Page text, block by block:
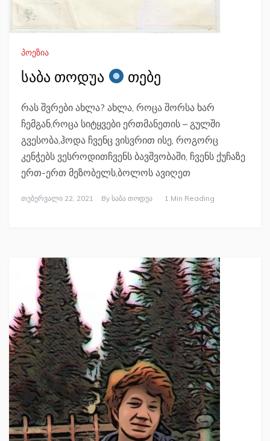
პოეზია
საბა თოდუა თებე
რას შვრები ახლა? ახლა, როცა შორსა ხარ
ჩემგან,როცა სიტყვები ერთმანეთის – გულში
გვესობა,ჰოდა ჩვენც ვისვრით ისე, როგორც
კენჭებს ვესროდითჩვენს ბავშვობაში, ჩვენს ქუჩაზე
ერთ-ერთ მეზობელს,ბოლოს ავიღეთ
Თებერვალი 22, 2021 By Საბა Თოდუა 1 Min Reading